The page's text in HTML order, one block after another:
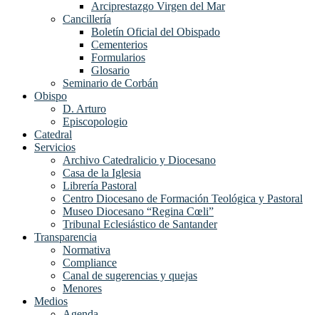
Arciprestazgo Virgen del Mar
Cancillería
Boletín Oficial del Obispado
Cementerios
Formularios
Glosario
Seminario de Corbán
Obispo
D. Arturo
Episcopologio
Catedral
Servicios
Archivo Catedralicio y Diocesano
Casa de la Iglesia
Librería Pastoral
Centro Diocesano de Formación Teológica y Pastoral
Museo Diocesano “Regina Cœli”
Tribunal Eclesiástico de Santander
Transparencia
Normativa
Compliance
Canal de sugerencias y quejas
Menores
Medios